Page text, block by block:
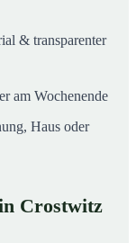
& transparenter
am Wochenende
Haus oder
Crostwitz